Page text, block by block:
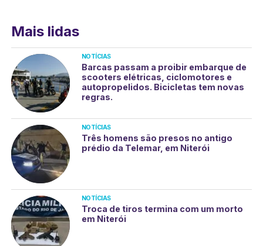
Mais lidas
NOTÍCIAS
Barcas passam a proibir embarque de
scooters elétricas, ciclomotores e
autopropelidos. Bicicletas tem novas
regras.
NOTÍCIAS
Três homens são presos no antigo
prédio da Telemar, em Niterói
NOTÍCIAS
Troca de tiros termina com um morto
em Niterói